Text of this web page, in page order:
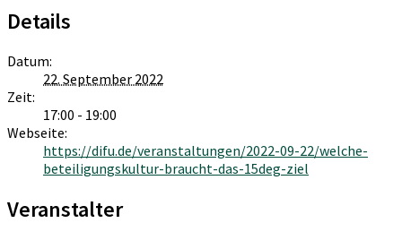
Details
Datum:
22. September 2022
Zeit:
17:00 - 19:00
Webseite:
https://difu.de/veranstaltungen/2022-09-22/welche-
beteiligungskultur-braucht-das-15deg-ziel
Veranstalter